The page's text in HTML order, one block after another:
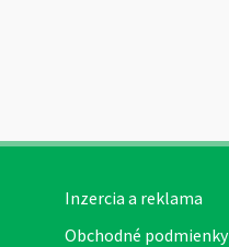
Inzercia a reklama
Obchodné podmienky